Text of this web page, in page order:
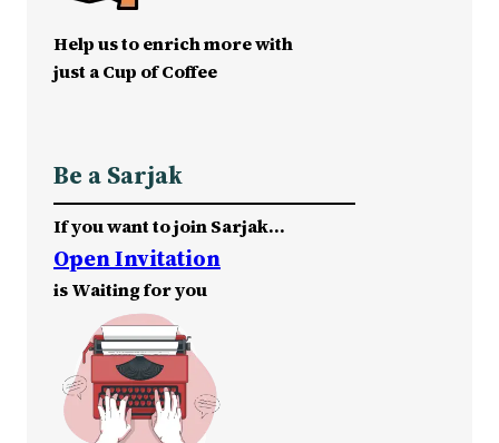
Help us to enrich more with
just a Cup of Coffee
Be a Sarjak
If you want to join Sarjak…
Open Invitation
is Waiting for you